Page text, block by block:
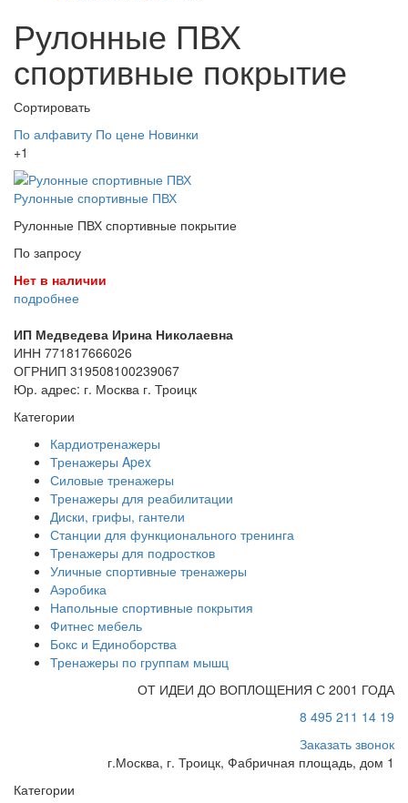
Рулонные ПВХ
спортивные покрытие
Сортировать
По алфавиту По цене Новинки
+1
Рулонные спортивные ПВХ
Рулонные ПВХ спортивные покрытие
По запросу
Нет в наличии
подробнее
ИП Медведева Ирина Николаевна
ИНН 771817666026
ОГРНИП 319508100239067
Юр. адрес: г. Москва г. Троицк
Категории
Кардиотренажеры
Тренажеры Apex
Силовые тренажеры
Тренажеры для реабилитации
Диски, грифы, гантели
Станции для функционального тренинга
Тренажеры для подростков
Уличные спортивные тренажеры
Аэробика
Напольные спортивные покрытия
Фитнес мебель
Бокс и Единоборства
Тренажеры по группам мышц
ОТ ИДЕИ ДО ВОПЛОЩЕНИЯ С 2001 ГОДА
8 495 211 14 19
Заказать звонок
г.Москва, г. Троицк, Фабричная площадь, дом 1
Категории